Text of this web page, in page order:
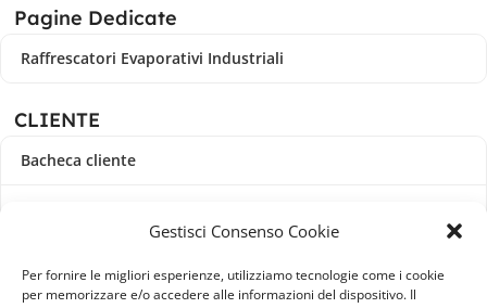
Gestisci Consenso Cookie
Per fornire le migliori esperienze, utilizziamo tecnologie come i cookie
per memorizzare e/o accedere alle informazioni del dispositivo. Il
Pagine Dedicate
Raffrescatori Evaporativi Industriali
CLIENTE
Bacheca cliente